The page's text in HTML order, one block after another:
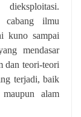
cabang ilmu
kuno sampai
mendasar
dan teori-teori
terjadi, baik
alam